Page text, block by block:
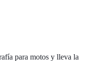
para motos y lleva la